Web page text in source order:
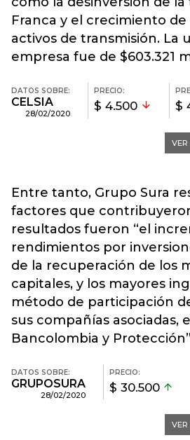
Franca y el crecimiento de
activos de transmisión. La
empresa fue de $603.321
Entre tanto, Grupo Sura
factores que
resultados fueron “el
rendimientos por
de la recuperación de los
capitales, y los mayores
método de participación
sus compañías asociadas,
Bancolombia y